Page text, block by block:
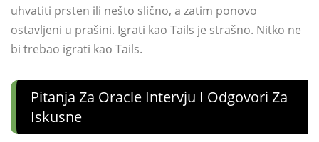
uhvatiti prsten ili nešto slično, a zatim ponovo
ostavljeni u prašini. Igrati kao Tails je strašno. Nitko ne
bi trebao igrati kao Tails.
Pitanja Za Oracle Intervju I Odgovori Za
Iskusne